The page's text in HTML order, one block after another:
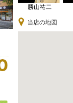
勝山祐二
当店の地図